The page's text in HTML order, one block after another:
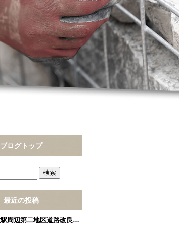
ブログトップ
最近の投稿
『倉敷駅周辺第二地区道路改良工事』現場見学